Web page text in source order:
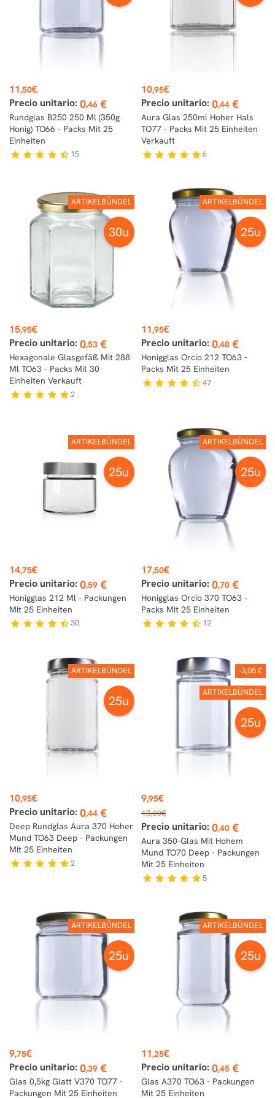
Preis
11,50€
Precio unitario: 0,46 €
Rundglas B250 250 Ml (350g
Honig) TO66 - Packs Mit 25
Einheiten
star star star star star_half 15
Preis
10,95€
Precio unitario: 0,44€
Aura Glas 250ml Hoher Hals
TO77 - Packs Mit 25 Einheiten
Verkauft
star star star star star6
ARTIKELBÜNDEL
30u
Preis
15,95€
Precio unitario: 0,53 €
Hexagonale Glasgefäß Mit 288
Ml TO63 - Packs Mit 30
Einheiten Verkauft
star star star star star2
ARTIKELBÜNDEL
25u
Preis
11,95€
Precio unitario: 0,48€
Honigglas Orcio 212 TO63 -
Packs Mit 25 Einheiten
star star star star star_half47
ARTIKELBÜNDEL
25u
Preis
14,75€
Precio unitario: 0,59 €
Honigglas 212 Ml - Packungen
Mit 25 Einheiten
star star star star star_half30
ARTIKELBÜNDEL
25u
Preis
17,50€
Precio unitario: 0,70€
Honigglas Orcio 370 TO63 -
Packs Mit 25 Einheiten
star star star star star_half 12
ARTIKELBÜNDEL
25u
Preis
10,95€
Precio unitario: 0,44 €
Deep Rundglas Aura 370 Hoher
Mund TO63 Deep - Packungen
Mit 25 Einheiten
star star star star star2
-3,05 €
ARTIKELBÜNDEL
25u
Preis
9,95€
Verkaufspreis
13,00€
Precio unitario: 0,40€
Aura 350-Glas Mit Hohem
Mund TO70 Deep - Packungen
Mit 25 Einheiten
star star star star star5
ARTIKELBÜNDEL
25u
Preis
9,75€
Precio unitario: 0,39 €
Glas 0,5kg Glatt V370 TO77 -
Packungen Mit 25 Einheiten
ARTIKELBÜNDEL
25u
Preis
11,25€
Precio unitario: 0,45€
Glas A370 TO63 - Packungen
Mit 25 Einheiten